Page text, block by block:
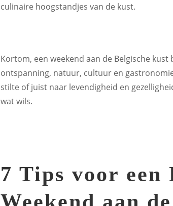
culinaire hoogstandjes van de kust.
Kortom, een weekend aan de Belgische
ontspanning, natuur, cultuur en
stilte of juist naar levendigheid en
wat wils.
7 Tips voor een